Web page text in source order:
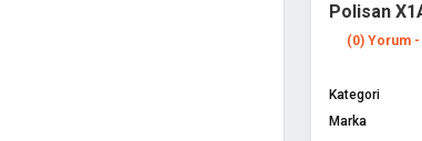
Polisan
(0) Yorum -
Kategori
Marka